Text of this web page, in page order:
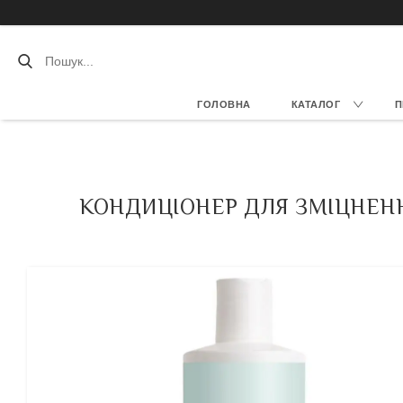
ГОЛОВНА КАТАЛОГ
КОНДИЦІОНЕР ДЛЯ ЗМІЦНЕННЯ